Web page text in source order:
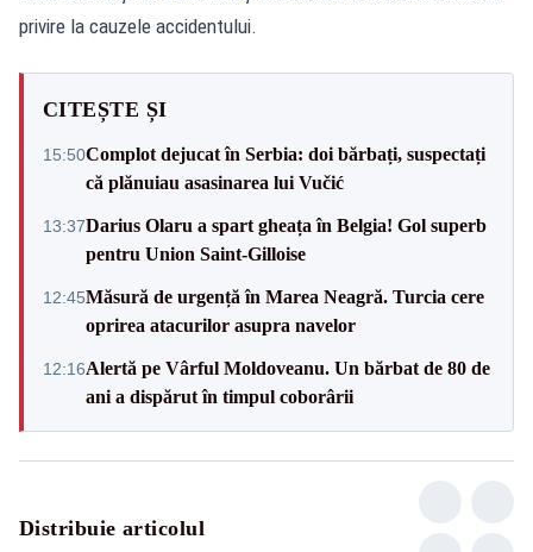
privire la cauzele accidentului.
CITEȘTE ȘI
15:50Complot dejucat în Serbia: doi bărbați, suspectați
că plănuiau asasinarea lui Vučić
13:37Darius Olaru a spart gheața în Belgia! Gol superb
pentru Union Saint-Gilloise
12:45Măsură de urgență în Marea Neagră. Turcia cere
oprirea atacurilor asupra navelor
12:16Alertă pe Vârful Moldoveanu. Un bărbat de 80 de
ani a dispărut în timpul coborârii
Distribuie articolul